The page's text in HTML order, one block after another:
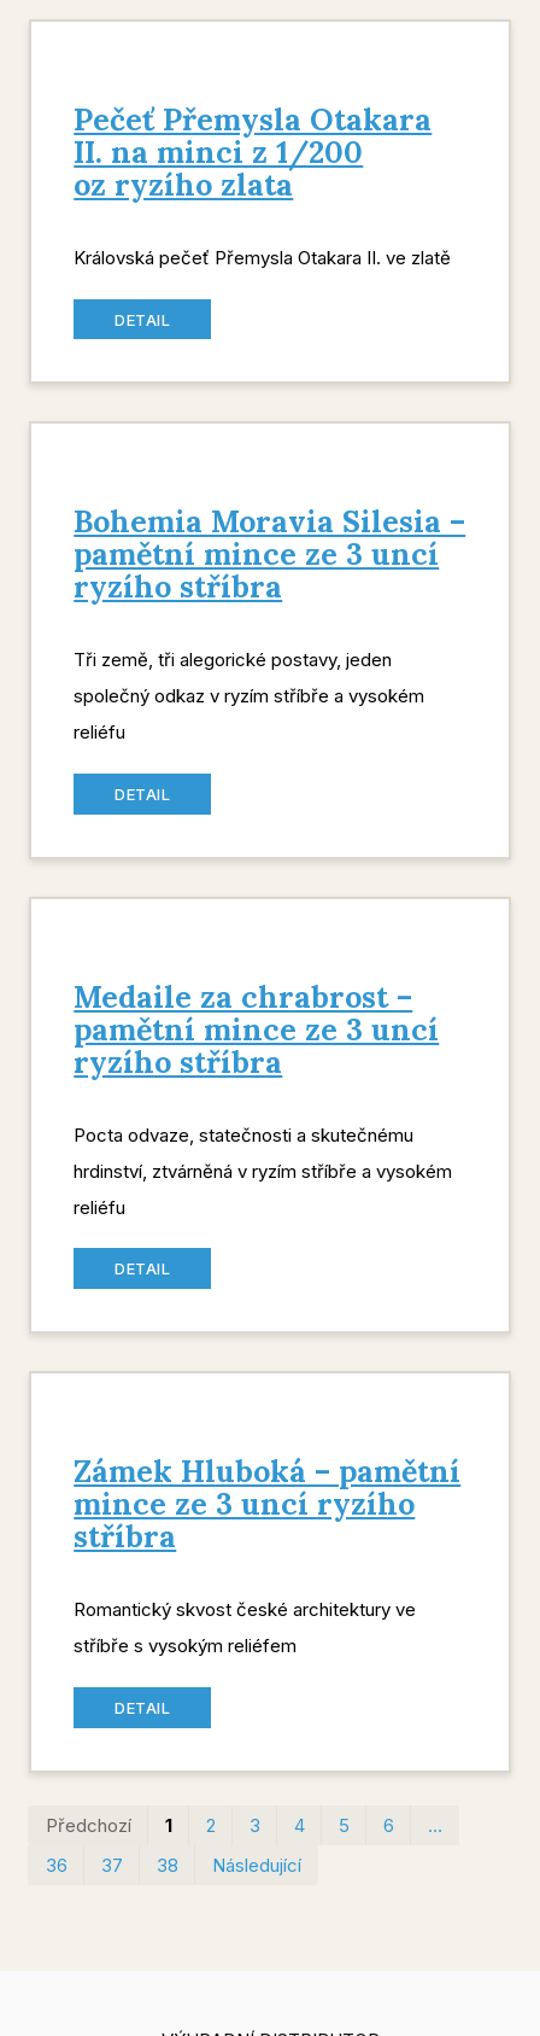
Pečeť Přemysla Otakara
II. na minci z 1/200
oz ryzího zlata
Královská pečeť Přemysla Otakara II. ve zlatě
DETAIL
Bohemia Moravia Silesia –
pamětní mince ze 3 uncí
ryzího stříbra
Tři země, tři alegorické postavy, jeden
společný odkaz v ryzím stříbře a vysokém
reliéfu
DETAIL
Medaile za chrabrost –
pamětní mince ze 3 uncí
ryzího stříbra
Pocta odvaze, statečnosti a skutečnému
hrdinství, ztvárněná v ryzím stříbře a vysokém
reliéfu
DETAIL
Zámek Hluboká – pamětní
mince ze 3 uncí ryzího
stříbra
Romantický skvost české architektury ve
stříbře s vysokým reliéfem
DETAIL
Předchozí 1 2 3 4 5 6
…
36
37 38 Následující